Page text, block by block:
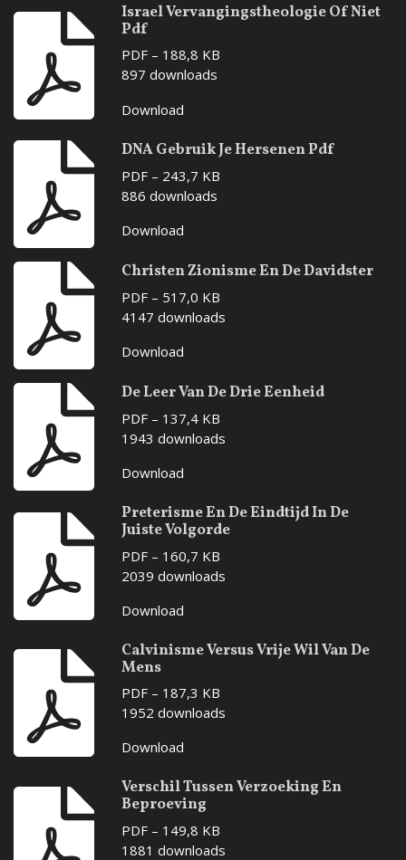
Israel Vervangingstheologie Of Niet
Pdf
PDF – 188,8 KB
897 downloads
Download
DNA Gebruik Je Hersenen Pdf
PDF – 243,7 KB
886 downloads
Download
Christen Zionisme En De Davidster
PDF – 517,0 KB
4147 downloads
Download
De Leer Van De Drie Eenheid
PDF – 137,4 KB
1943 downloads
Download
Preterisme En De Eindtijd In De
Juiste Volgorde
PDF – 160,7 KB
2039 downloads
Download
Calvinisme Versus Vrije Wil Van De
Mens
PDF – 187,3 KB
1952 downloads
Download
Verschil Tussen Verzoeking En
Beproeving
PDF – 149,8 KB
1881 downloads